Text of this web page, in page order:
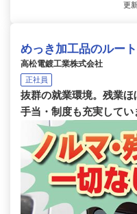
更
めっき加工品のルー
高松電鍍工業株式会社
正社員
抜群の就業環境。残業
手当・制度も充実してい